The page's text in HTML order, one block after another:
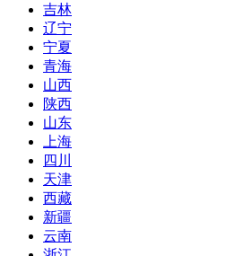
吉林
辽宁
宁夏
青海
山西
陕西
山东
上海
四川
天津
西藏
新疆
云南